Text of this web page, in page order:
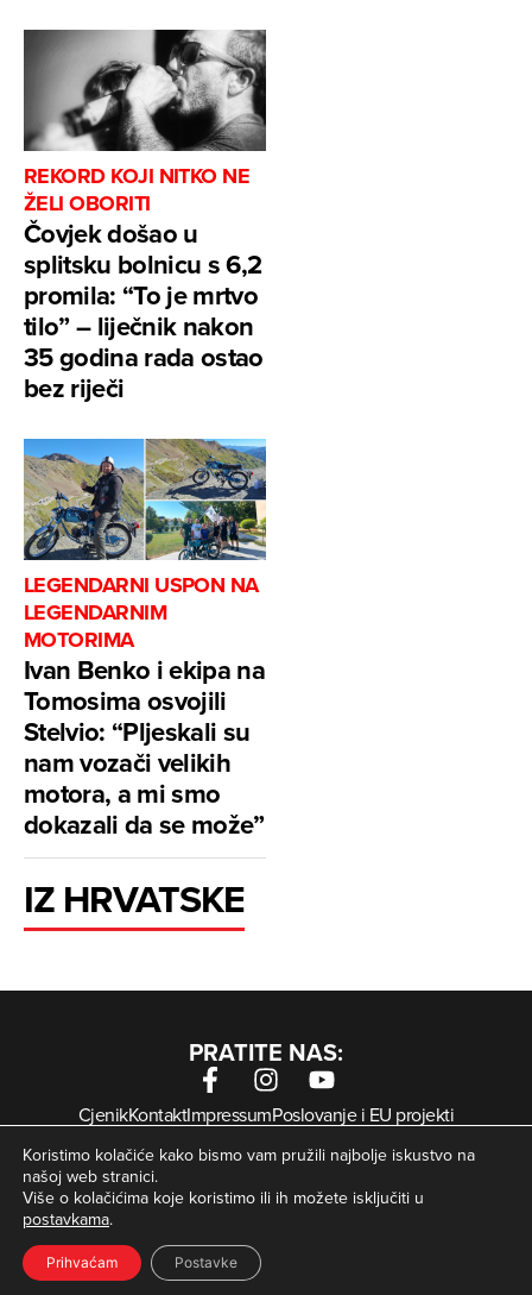
REKORD KOJI NITKO NE
ŽELI OBORITI
Čovjek došao u
splitsku bolnicu s 6,2
promila: “To je mrtvo
tilo” – liječnik nakon
35 godina rada ostao
bez riječi
LEGENDARNI USPON NA
LEGENDARNIM
MOTORIMA
Ivan Benko i ekipa na
Tomosima osvojili
Stelvio: “Pljeskali su
nam vozači velikih
motora, a mi smo
dokazali da se može”
IZ HRVATSKE
PRATITE NAS:
CjenikKontaktImpressumPoslovanje i EU projekti
Arhiva digitalnih novina
Uvjeti korištenjaZaštita privatnosti
Kolačići
© Zagorje International – Sva prava pridržana | Developed
bykrMedia
Koristimo kolačiće kako bismo vam pružili najbolje iskustvo na
našoj web stranici.
Više o kolačićima koje koristimo ili ih možete isključiti u
postavkama.
Prihvaćam Postavke